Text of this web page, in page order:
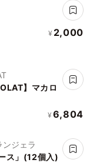
¥ 2,000
】マカロ
¥ 6,804
ジェラ
ス」(12個入)